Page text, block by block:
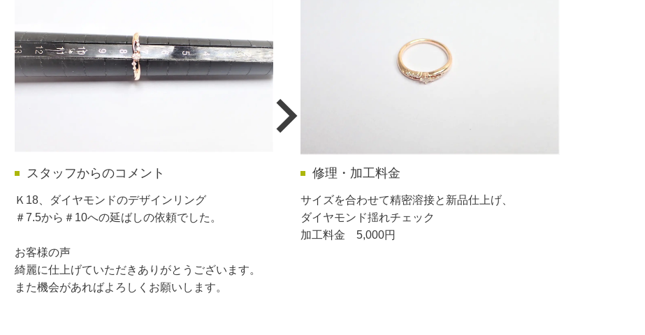
スタッフからのコメント
Ｋ18、ダイヤモンドのデザインリング
＃7.5から＃10への延ばしの依頼でした。
お客様の声
綺麗に仕上げていただきありがとうございます。
また機会があればよろしくお願いします。
修理・加工料金
サイズを合わせて精密溶接と新品仕上げ、
ダイヤモンド揺れチェック
加工料金 5,000円